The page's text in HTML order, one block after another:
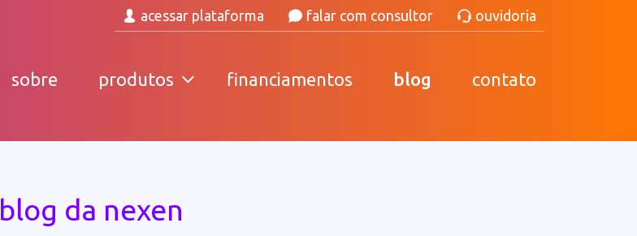
acessar plataforma falar com consultor ouvidoria
sobre produtos financiamentos blog contato
blog da nexen